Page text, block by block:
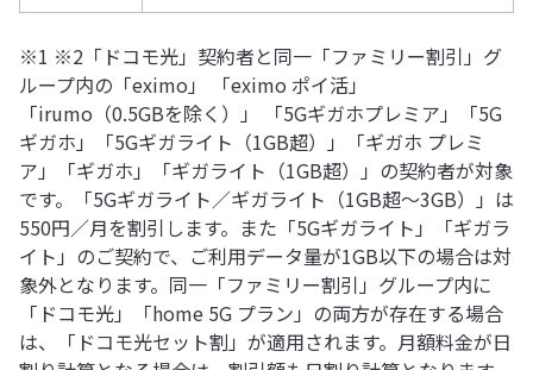
※1 ※2「ドコモ光」契約者と同一「ファミリー割引」グ
ループ内の「eximo」 「eximo ポイ活」
「irumo（0.5GBを除く）」 「5Gギガホプレミア」「5G
ギガホ」「5Gギガライト（1GB超）」「ギガホ プレミ
ア」「ギガホ」「ギガライト（1GB超）」の契約者が対象
です。「5Gギガライト／ギガライト（1GB超～3GB）」は
550円／月を割引します。また「5Gギガライト」「ギガラ
イト」のご契約で、ご利用データ量が1GB以下の場合は対
象外となります。同一「ファミリー割引」グループ内に
「ドコモ光」「home 5G プラン」の両方が存在する場合
は、「ドコモ光セット割」が適用されます。月額料金が日